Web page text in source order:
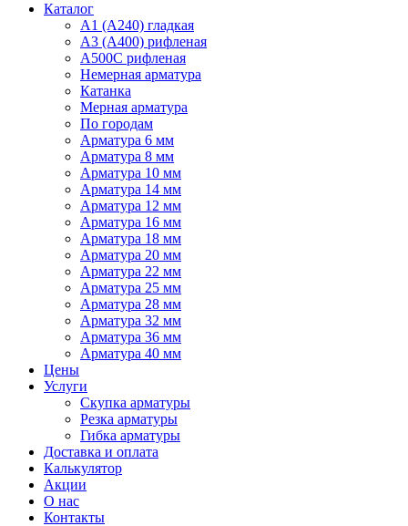
Каталог
А1 (А240) гладкая
А3 (А400) рифленая
А500С рифленая
Немерная арматура
Катанка
Мерная арматура
По городам
Арматура 6 мм
Арматура 8 мм
Арматура 10 мм
Арматура 14 мм
Арматура 12 мм
Арматура 16 мм
Арматура 18 мм
Арматура 20 мм
Арматура 22 мм
Арматура 25 мм
Арматура 28 мм
Арматура 32 мм
Арматура 36 мм
Арматура 40 мм
Цены
Услуги
Скупка арматуры
Резка арматуры
Гибка арматуры
Доставка и оплата
Калькулятор
Акции
О нас
Контакты